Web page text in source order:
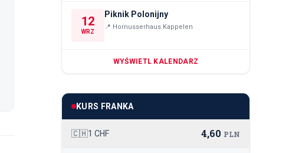
12
WRZ
Piknik Polonijny
📍 Hornusserhaus Kappelen
WYŚWIETL KALENDARZ
KURS FRANKA
🇨🇭1 CHF 4,60 PLN